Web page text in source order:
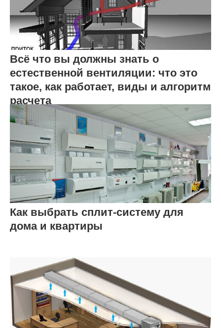
Всё что вы должны знать о
естественной вентиляции: что это
такое, как работает, виды и алгоритм
расчета
Как выбрать сплит-систему для
дома и квартиры